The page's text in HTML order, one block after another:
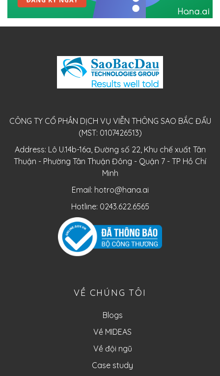
CÔNG TY CỔ PHẦN DỊCH VỤ VIỄN THÔNG SAO BẮC ĐẨU
(MST: 0107426513)
Address: Lô U.14b-16a, Đường số 22, Khu chế xuất Tân
Thuận - Phường Tân Thuận Đông - Quận 7 - TP Hồ Chí
Minh
Email: hotro@hana.ai
Hotline: 0243.622.6565
VỀ CHÚNG TÔI
Blogs
Về MIDEAS
Về đội ngũ
Case study